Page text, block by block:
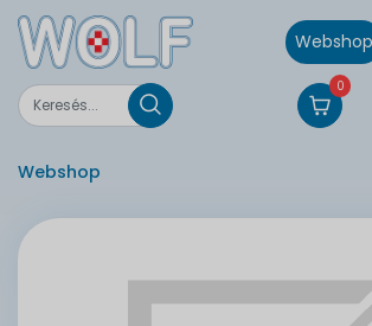
Webshop
0
Webshop